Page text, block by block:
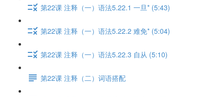
第22课 注释（一）语法5.22.1 一旦* (5:43)
第22课 注释（一）语法5.22.2 难免* (5:04)
第22课 注释（一）语法5.22.3 自从 (5:10)
第22课 注释（二）词语搭配